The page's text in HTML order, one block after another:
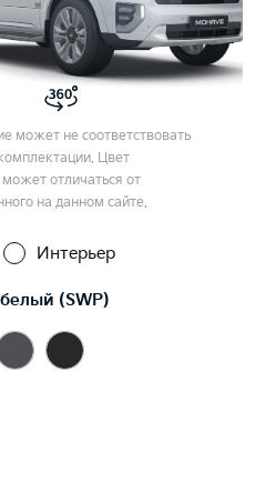
может не соответствовать
Цвет
отличаться от
на данном сайте.
Интерьер
(SWP)